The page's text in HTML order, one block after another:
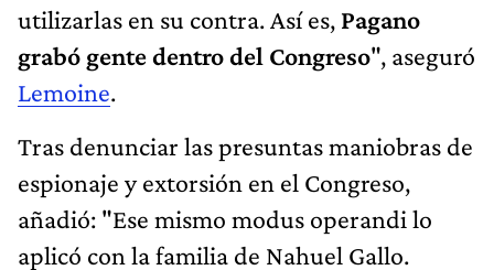
utilizarlas en su contra. Así es, Pagano
grabó gente dentro del Congreso", aseguró
Lemoine.
Tras denunciar las presuntas maniobras de
espionaje y extorsión en el Congreso,
añadió: "Ese mismo modus operandi lo
aplicó con la familia de Nahuel Gallo.